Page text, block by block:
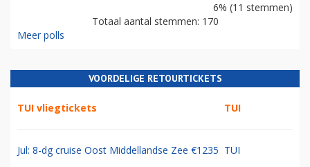
6% (11 stemmen)
Totaal aantal stemmen: 170
Meer polls
VOORDELIGE RETOURTICKETS
TUI vliegtickets TUI
Jul: 8-dg cruise Oost Middellandse Zee €1235 TUI